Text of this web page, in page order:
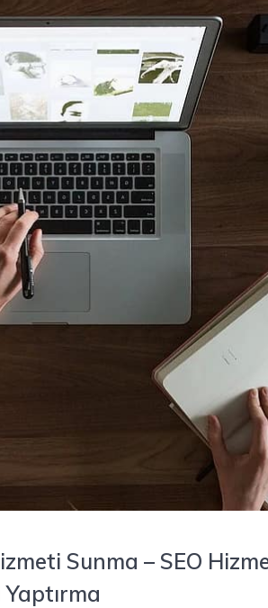
Sunma – SEO